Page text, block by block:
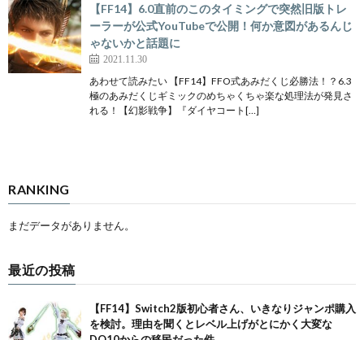
【FF14】6.0直前のこのタイミングで突然旧版トレ
ーラーが公式YouTubeで公開！何か意図があるんじ
ゃないかと話題に
2021.11.30
あわせて読みたい 【FF14】FFO式あみだくじ必勝法！？6.3
極のあみだくじギミックのめちゃくちゃ楽な処理法が発見さ
れる！【幻影戦争】『ダイヤコート[…]
RANKING
まだデータがありません。
最近の投稿
【FF14】Switch2版初心者さん、いきなりジャンポ購入
を検討。理由を聞くとレベル上げがとにかく大変な